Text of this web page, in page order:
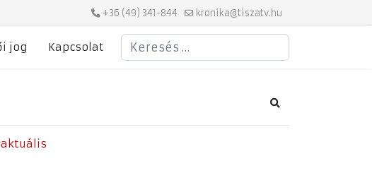
+36 (49) 341-844 kronika@tiszatv.hu
jog Kapcsolat
Keresés
Search
aktuális